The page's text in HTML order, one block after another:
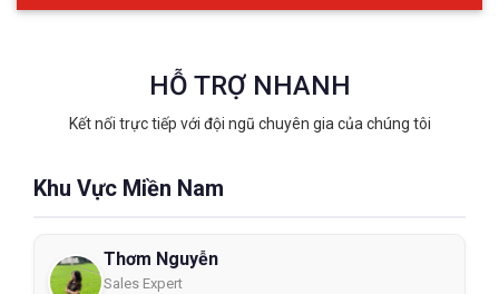
HỖ TRỢ NHANH
Kết nối trực tiếp với đội ngũ chuyên gia của chúng tôi
Khu Vực Miền Nam
Thơm Nguyễn
Sales Expert